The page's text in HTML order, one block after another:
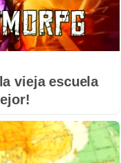
vieja escuela